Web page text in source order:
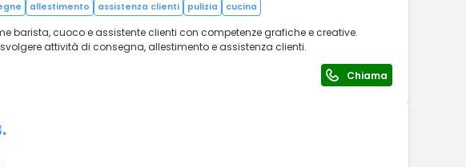
allestimento assistenza clienti pulizia cucina
barista, cuoco e assistente clienti con competenze grafiche e creative.
attività di consegna, allestimento e assistenza clienti.
Chiama